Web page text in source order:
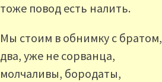
тоже повод есть налить.
Мы стоим в обнимку с братом,
два, уже не сорванца,
молчаливы, бородаты,